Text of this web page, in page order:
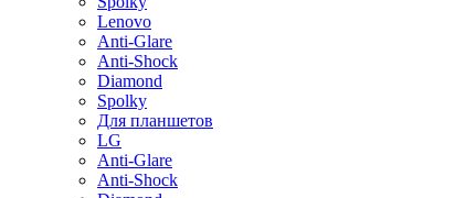
Lenovo
Anti-Glare
Anti-Shock
Diamond
Spolky
Для планшетов
LG
Anti-Glare
Anti-Shock